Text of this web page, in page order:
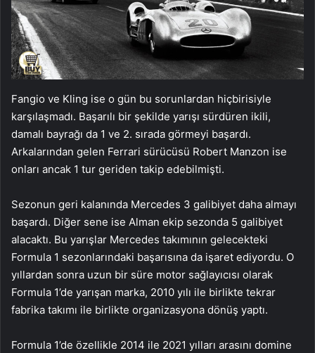
Fangio ve Kling ise o gün bu sorunlardan hiçbirisiyle
karşılaşmadı. Başarılı bir şekilde yarışı sürdüren ikili,
damalı bayrağı da 1 ve 2. sırada görmeyi başardı.
Arkalarından gelen Ferrari sürücüsü Robert Manzon ise
onları ancak 1 tur geriden takip edebilmişti.
Sezonun geri kalanında Mercedes 3 galibiyet daha almayı
başardı. Diğer sene ise Alman ekip sezonda 5 galibiyet
alacaktı. Bu yarışlar Mercedes takımının gelecekteki
Formula 1 sezonlarındaki başarısına da işaret ediyordu. O
yıllardan sonra uzun bir süre motor sağlayıcısı olarak
Formula 1’de yarışan marka, 2010 yılı ile birlikte tekrar
fabrika takımı ile birlikte organizasyona dönüş yaptı.
Formula 1’de özellikle 2014 ile 2021 yılları arasını domine